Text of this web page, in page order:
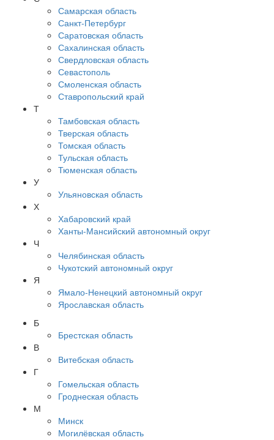
Самарская область
Санкт-Петербург
Саратовская область
Сахалинская область
Свердловская область
Севастополь
Смоленская область
Ставропольский край
Т
Тамбовская область
Тверская область
Томская область
Тульская область
Тюменская область
У
Ульяновская область
Х
Хабаровский край
Ханты-Мансийский автономный округ
Ч
Челябинская область
Чукотский автономный округ
Я
Ямало-Ненецкий автономный округ
Ярославская область
Б
Брестская область
В
Витебская область
Г
Гомельская область
Гроднеская область
М
Минск
Могилёвская область